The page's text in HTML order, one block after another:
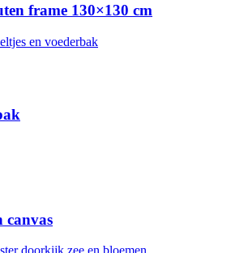
frame 130×130 cm
canvas